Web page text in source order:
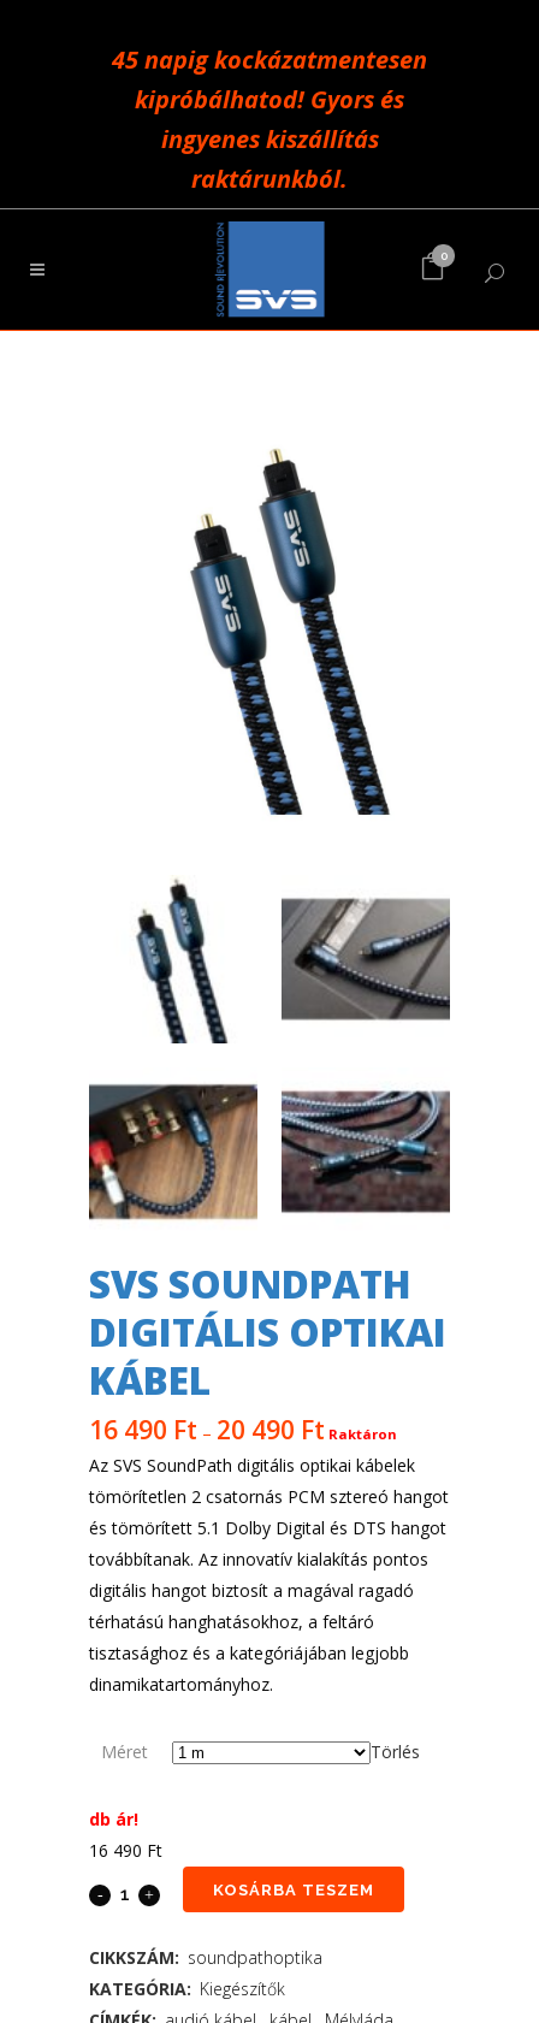
45 napig kockázatmentesen
kipróbálhatod! Gyors és
ingyenes kiszállítás
raktárunkból.
0
SVS SOUNDPATH
DIGITÁLIS OPTIKAI
KÁBEL
16 490 Ft – 20 490 Ft Raktáron
Az SVS SoundPath digitális optikai kábelek
tömörítetlen 2 csatornás PCM sztereó hangot
és tömörített 5.1 Dolby Digital és DTS hangot
továbbítanak. Az innovatív kialakítás pontos
digitális hangot biztosít a magával ragadó
térhatású hanghatásokhoz, a feltáró
tisztasághoz és a kategóriájában legjobb
dinamikatartományhoz.
Méret Törlés
db ár!
16 490 Ft
KOSÁRBA TESZEM
CIKKSZÁM: soundpathoptika
KATEGÓRIA: Kiegészítők